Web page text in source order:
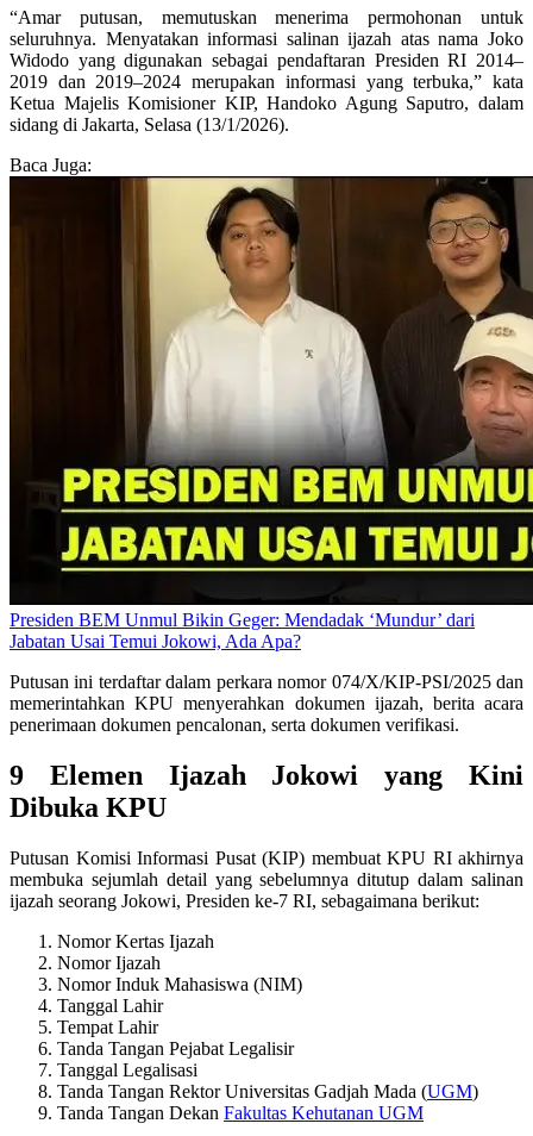
“Amar putusan, memutuskan menerima permohonan untuk
seluruhnya. Menyatakan informasi salinan ijazah atas nama Joko
Widodo yang digunakan sebagai pendaftaran Presiden RI 2014–
2019 dan 2019–2024 merupakan informasi yang terbuka,” kata
Ketua Majelis Komisioner KIP, Handoko Agung Saputro, dalam
sidang di Jakarta, Selasa (13/1/2026).
Baca Juga:
Presiden BEM Unmul Bikin Geger: Mendadak ‘Mundur’ dari
Jabatan Usai Temui Jokowi, Ada Apa?
Putusan ini terdaftar dalam perkara nomor 074/X/KIP-PSI/2025 dan
memerintahkan KPU menyerahkan dokumen ijazah, berita acara
penerimaan dokumen pencalonan, serta dokumen verifikasi.
9 Elemen Ijazah Jokowi yang Kini
Dibuka KPU
Putusan Komisi Informasi Pusat (KIP) membuat KPU RI akhirnya
membuka sejumlah detail yang sebelumnya ditutup dalam salinan
ijazah seorang Jokowi, Presiden ke-7 RI, sebagaimana berikut:
Nomor Kertas Ijazah
Nomor Ijazah
Nomor Induk Mahasiswa (NIM)
Tanggal Lahir
Tempat Lahir
Tanda Tangan Pejabat Legalisir
Tanggal Legalisasi
Tanda Tangan Rektor Universitas Gadjah Mada (UGM)
Tanda Tangan Dekan Fakultas Kehutanan UGM